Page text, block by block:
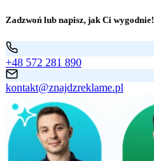
Zadzwoń lub napisz, jak Ci wygodnie!
+48 572 281 890
kontakt@znajdzreklame.pl